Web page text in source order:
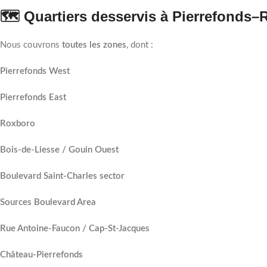
🗺️ Quartiers desservis à
Nous couvrons toutes les zones, dont :
Pierrefonds West
Pierrefonds East
Roxboro
Bois-de-Liesse / Gouin Ouest
Boulevard Saint-Charles sector
Sources Boulevard Area
Rue Antoine-Faucon / Cap-St-Jacques
Château-Pierrefonds